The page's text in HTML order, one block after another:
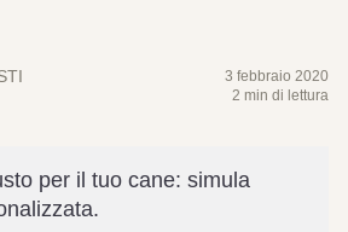
3 febbraio 2020
2 min di lettura
per il tuo cane: simula